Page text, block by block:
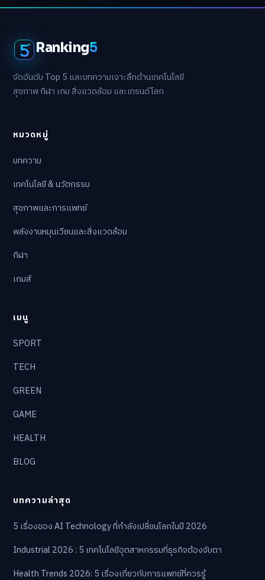
Ranking5
จัดอันดับ Top 5 และบทความเจาะลึกด้านเทคโนโลยี
สุขภาพ กีฬา เกม สิ่งแวดล้อม และเทรนด์โลก
หมวดหมู่
บทความ
เทคโนโลยี & นวัตกรรม
สุขภาพและการแพทย์
พลังงานหมุนเวียนและสิ่งแวดล้อม
กีฬา
เกมส์
เมนู
SPORT
TECH
GREEN
GAME
HEALTH
BLOG
บทความล่าสุด
5 เรื่องของ AI Technology ที่กำลังเปลี่ยนโลกในปี 2026
Industrial 2026 : 5 เทคโนโลยีอุตสาหกรรมที่ธุรกิจต้องจับตา
Health Trends 2026: 5 เรื่องเกี่ยวกับการแพทย์ที่ควรรู้